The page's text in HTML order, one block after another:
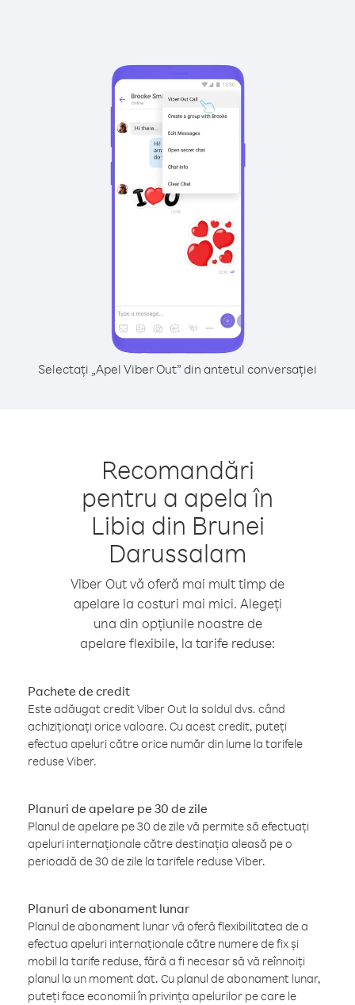
Selectați „Apel Viber Out” din antetul conversației
Recomandări
pentru a apela în
Libia din Brunei
Darussalam
Viber Out vă oferă mai mult timp de
apelare la costuri mai mici. Alegeți
una din opțiunile noastre de
apelare flexibile, la tarife reduse:
Pachete de credit
Este adăugat credit Viber Out la soldul dvs. când
achiziționați orice valoare. Cu acest credit, puteți
efectua apeluri către orice număr din lume la tarifele
reduse Viber.
Planuri de apelare pe 30 de zile
Planul de apelare pe 30 de zile vă permite să efectuați
apeluri internaționale către destinația aleasă pe o
perioadă de 30 de zile la tarifele reduse Viber.
Planuri de abonament lunar
Planul de abonament lunar vă oferă flexibilitatea de a
efectua apeluri internaționale către numere de fix și
mobil la tarife reduse, fără a fi necesar să vă reînnoiți
planul la un moment dat. Cu planul de abonament lunar,
puteți face economii în privința apelurilor pe care le